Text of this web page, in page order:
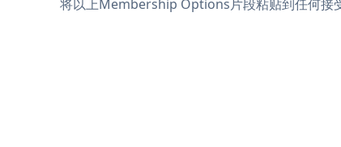
将以上Membership Options片段粘贴到任何接